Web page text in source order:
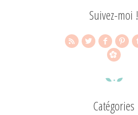
Suivez-moi !
Catégories